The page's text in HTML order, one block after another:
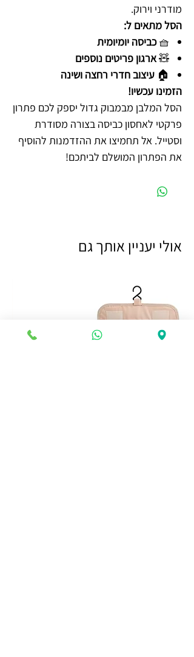
מודרני וירוק.
הסל מתאים ל:
🧺כביסה יומיומית
🧸ארגון פריטים נוספים
🏠 עיצוב חדרי רחצה ושינה
הזמינו עכשיו!
הסל המלבן מבמבוק גדול יספק לכם פתרון
פרקטי לאחסון כביסה בצורה מסודרת
וסטייל. אל תחמיצו את ההזדמנות להוסיף
את הפתרון המושלם לביתכם!
אולי יעניין אותך גם